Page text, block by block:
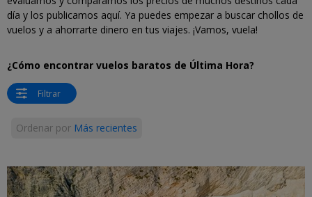
día y los publicamos aquí. Ya puedes empezar a buscar chollos de
vuelos y a ahorrarte dinero en tus viajes. ¡Vamos, vuela!
¿Cómo encontrar vuelos baratos de Última Hora?
Filtrar
Ordenar por Más recientes